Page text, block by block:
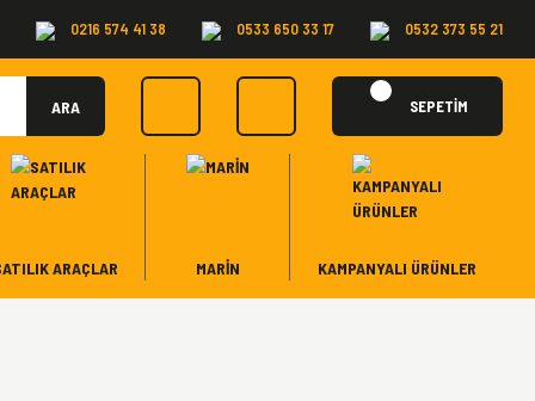
0216 574 41 38 0533 650 33 17 0532 373 55 21
ARA SEPETİM
ARAÇLAR MARİN KAMPANYALI ÜRÜNLER